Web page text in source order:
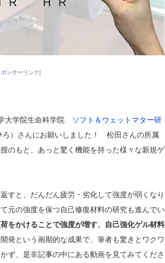
ポンサーリンク]
大学院生命科学院
ソフト＆ウェットマター研
）さんにお願いしました！ 松田さんの所属
のもと、あっと驚く機能を持った様々な新規ゲ
すと、だんだん疲労・劣化して強度が弱くなり
元の強度を保つ自己修復材料の研究も進んでい
をかけることで強度が増す、自己強化ゲル材料
発という画期的な成果で、筆者も驚きとワクワ
ず、是非記事の中にある動画を見てみてくださ